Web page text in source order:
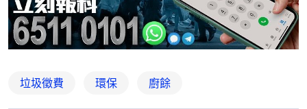
垃圾徵費 環保 廚餘